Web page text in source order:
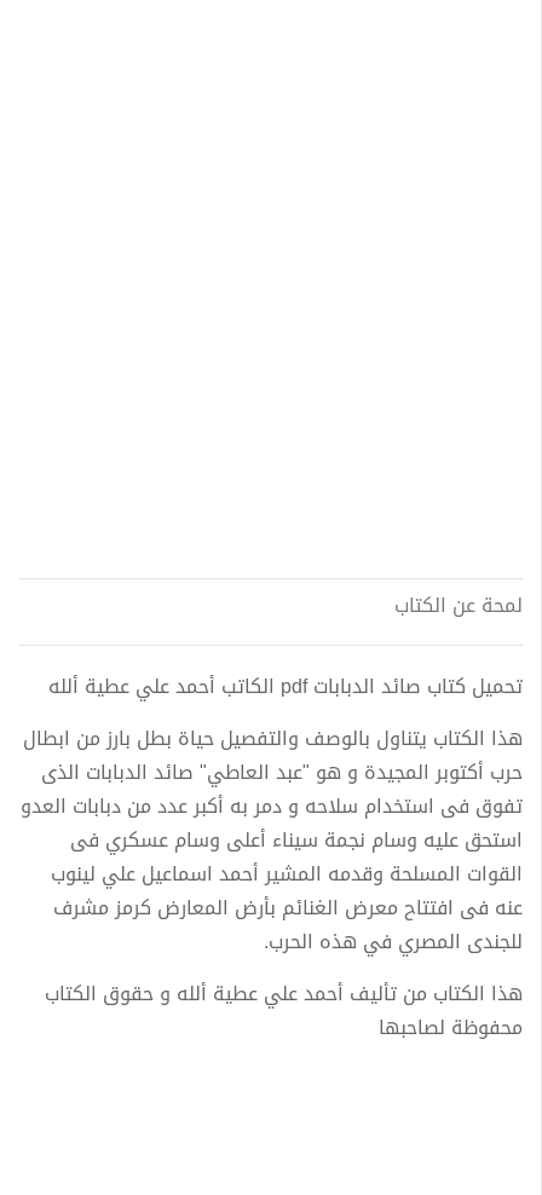
لمحة عن الكتاب
تحميل كتاب صائد الدبابات pdf الكاتب أحمد علي عطية ألله
هذا الكتاب يتناول بالوصف والتفصيل حياة بطل بارز من ابطال
حرب أكتوبر المجيدة و هو "عبد العاطي" صائد الدبابات الذى
تفوق فى استخدام سلاحه و دمر به أكبر عدد من دبابات العدو
استحق عليه وسام نجمة سيناء أعلى وسام عسكري فى
القوات المسلحة وقدمه المشير أحمد اسماعيل علي لينوب
عنه فى افتتاح معرض الغنائم بأرض المعارض كرمز مشرف
للجندى المصري في هذه الحرب.
هذا الكتاب من تأليف أحمد علي عطية ألله و حقوق الكتاب
محفوظة لصاحبها